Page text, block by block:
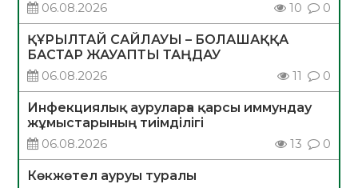
06.08.2026
10 0
ҚҰРЫЛТАЙ САЙЛАУЫ – БОЛАШАҚҚА
БАСТАР ЖАУАПТЫ ТАҢДАУ
06.08.2026
11 0
Инфекциялық ауруларға қарсы иммундау
жұмыстарының тиімділігі
06.08.2026
13 0
Көкжөтел ауруы туралы